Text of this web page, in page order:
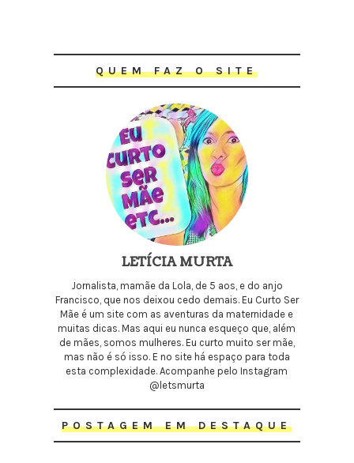
QUEM FAZ O SITE
LETÍCIA MURTA
Jornalista, mamãe da Lola, de 5 aos, e do anjo
Francisco, que nos deixou cedo demais. Eu Curto Ser
Mãe é um site com as aventuras da maternidade e
muitas dicas. Mas aqui eu nunca esqueço que, além
de mães, somos mulheres. Eu curto muito ser mãe,
mas não é só isso. E no site há espaço para toda
esta complexidade. Acompanhe pelo Instagram
@letsmurta
POSTAGEM EM DESTAQUE